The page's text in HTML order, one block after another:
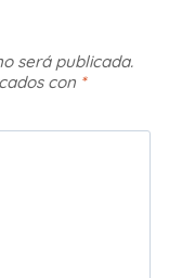
será publicada.
con *